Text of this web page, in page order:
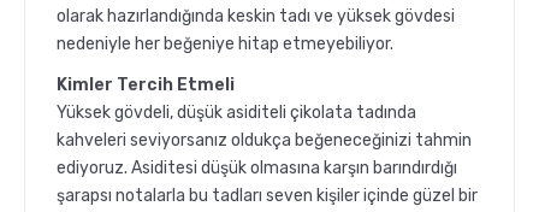
olarak hazırlandığında keskin tadı ve yüksek gövdesi
nedeniyle her beğeniye hitap etmeyebiliyor.
Kimler Tercih Etmeli
Yüksek gövdeli, düşük asiditeli çikolata tadında
kahveleri seviyorsanız oldukça beğeneceğinizi tahmin
ediyoruz. Asiditesi düşük olmasına karşın barındırdığı
şarapsı notalarla bu tadları seven kişiler içinde güzel bir